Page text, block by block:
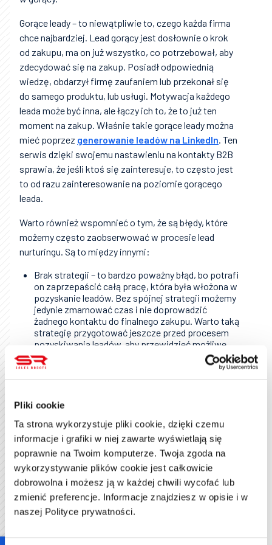
Pliki cookie
Ta strona wykorzystuje pliki cookie, dzięki czemu
informacje i grafiki w niej zawarte wyświetlają się
poprawnie na Twoim komputerze. Twoja zgoda na
wykorzystywanie plików cookie jest całkowicie
dobrowolna i możesz ją w każdej chwili wycofać lub
zmienić preferencje. Informacje znajdziesz w opisie i w
naszej Polityce prywatności.
Gorące leady – to niewątpliwie to, czego każda firma
chce najbardziej. Lead gorący jest dosłownie o krok
od zakupu, ma on już wszystko, co potrzebował, aby
zdecydować się na zakup. Posiadł odpowiednią
wiedzę, obdarzył firmę zaufaniem lub przekonał się
do samego produktu, lub usługi. Motywacja każdego
leada może być inna, ale łączy ich to, że to już ten
moment na zakup. Właśnie takie gorące leady można
mieć poprzez generowanie leadów na LinkedIn. Ten
serwis dzięki swojemu nastawieniu na kontakty B2B
sprawia, że jeśli ktoś się zainteresuje, to często jest
to od razu zainteresowanie na poziomie gorącego
leada.
Warto również wspomnieć o tym, że są błędy, które
możemy często zaobserwować w procesie lead
nurturingu. Są to między innymi:
Brak strategii – to bardzo poważny błąd, bo potrafi
on zaprzepaścić całą pracę, która była włożona w
pozyskanie leadów. Bez spójnej strategii możemy
jedynie zmarnować czas i nie doprowadzić
żadnego kontaktu do finalnego zakupu. Warto taką
strategię przygotować jeszcze przed procesem
pozyskiwania leadów, aby przewidzieć możliwe
rozwiązania, warianty komunikatów i ewentualne
zachowania użytkowników. Dzięki temu
Nadgorliwość – to często spotykany błąd. Firmy
chcą na siłę sprawić, aby klient przeszedł już na
kolejny etap. Zapominają o tym, że sprzedaż to
proces, który dla jednego użytkownika będzie
trwał tydzień, ale dla innego pół roku. Takie
nagminne popychanie sprawia, że użytkownik
coraz bardziej zniechęca się do naszej firmy.
Mylenie lead nurturingu ze zwykłym komunikatem
reklamowym. Przez niektórych użytkowników
wiadomości lead nurturing mogą być traktowane